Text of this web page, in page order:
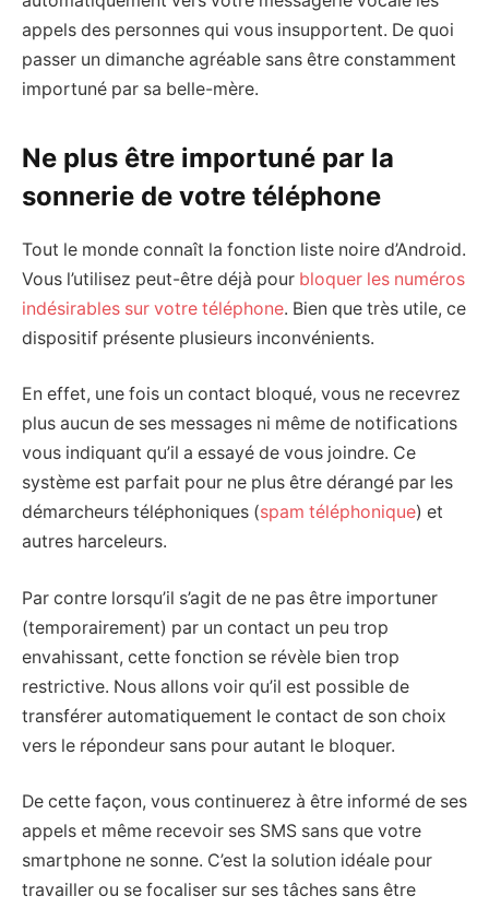
appels des personnes qui vous insupportent. De quoi
passer un dimanche agréable sans être constamment
importuné par sa belle-mère.
Ne plus être importuné par la
sonnerie de votre téléphone
Tout le monde connaît la fonction liste noire d’Android.
Vous l’utilisez peut-être déjà pour bloquer les numéros
indésirables sur votre téléphone. Bien que très utile, ce
dispositif présente plusieurs inconvénients.
En effet, une fois un contact bloqué, vous ne recevrez
plus aucun de ses messages ni même de notifications
vous indiquant qu’il a essayé de vous joindre. Ce
système est parfait pour ne plus être dérangé par les
démarcheurs téléphoniques (spam téléphonique) et
autres harceleurs.
Par contre lorsqu’il s’agit de ne pas être importuner
(temporairement) par un contact un peu trop
envahissant, cette fonction se révèle bien trop
restrictive. Nous allons voir qu’il est possible de
transférer automatiquement le contact de son choix
vers le répondeur sans pour autant le bloquer.
De cette façon, vous continuerez à être informé de ses
appels et même recevoir ses SMS sans que votre
smartphone ne sonne. C’est la solution idéale pour
travailler ou se focaliser sur ses tâches sans être